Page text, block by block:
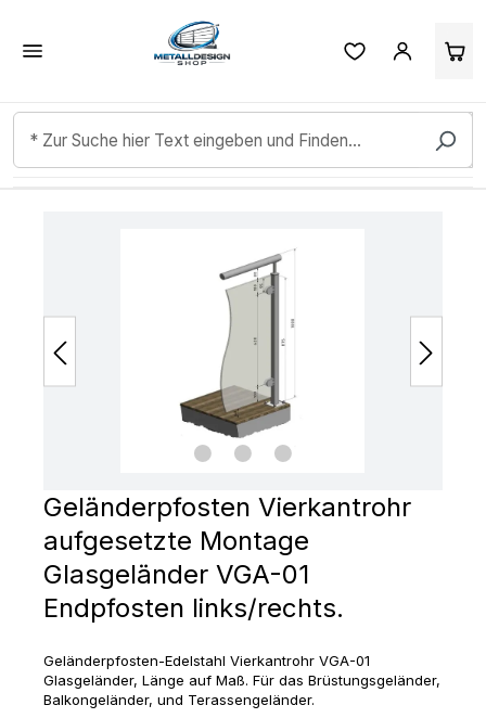
Zum Hauptinhalt springen
Geländerpfosten Vierkantrohr
aufgesetzte Montage
Glasgeländer VGA-01
Endpfosten links/rechts.
Geländerpfosten-Edelstahl Vierkantrohr VGA-01
Glasgeländer, Länge auf Maß. Für das Brüstungsgeländer,
Balkongeländer, und Terassengeländer.